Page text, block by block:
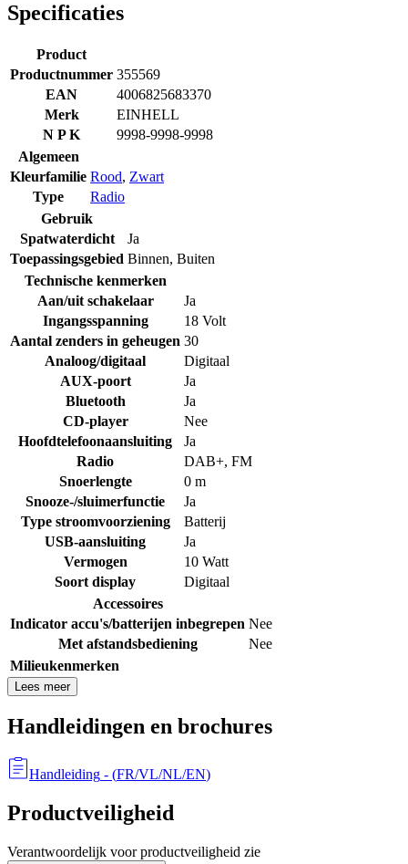
Specificaties
Product
Productnummer 355569
EAN
4006825683370
Merk
EINHELL
N P K
9998-9998-9998
Algemeen
Kleurfamilie Rood, Zwart
Type
Radio
Gebruik
Spatwaterdicht
Ja
Toepassingsgebied Binnen, Buiten
Technische kenmerken
Aan/uit schakelaar
Ja
Ingangsspanning
18 Volt
Aantal zenders in geheugen 30
Analoog/digitaal
Digitaal
AUX-poort
Ja
Bluetooth
Ja
CD-player
Nee
Hoofdtelefoonaansluiting
Ja
Radio
DAB+, FM
Snoerlengte
0 m
Snooze-/sluimerfunctie
Ja
Type stroomvoorziening
Batterij
USB-aansluiting
Ja
Vermogen
10 Watt
Soort display
Digitaal
Accessoires
Indicator accu's/batterijen inbegrepen Nee
Met afstandsbediening
Nee
Milieukenmerken
Lees meer
Handleidingen en brochures
Handleiding - (FR/VL/NL/EN)
Productveiligheid
Verantwoordelijk voor productveiligheid zie